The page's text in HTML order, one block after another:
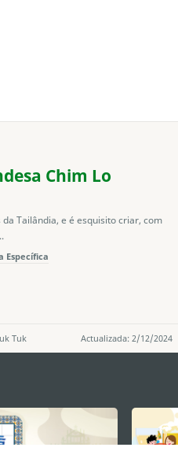
Chim Lo
Tailândia, e é esquisito criar, com
Específica
Actualizada: 2/12/2024
Tuk